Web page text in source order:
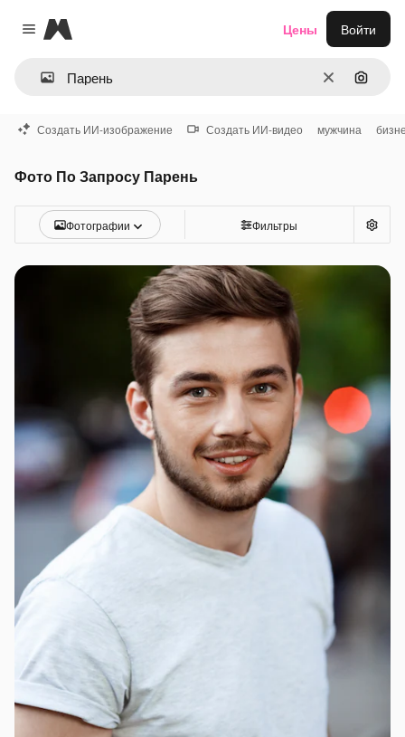
Close menu
Magnific
ОчиститьПоиск
Цены Войти
Создать ИИ-изображение Создать ИИ-видео мужчина
Фото По Запросу Парень
Фотографии Фильтры